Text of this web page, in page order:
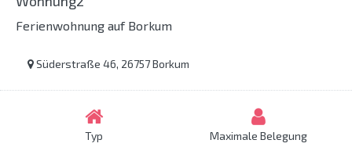
Ferienwohnung auf Borkum
Süderstraße 46, 26757 Borkum
Typ
Maximale Belegung